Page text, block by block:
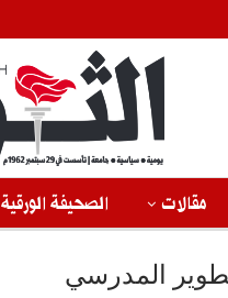
مقالات الصحيفة الورقية
المدرسي